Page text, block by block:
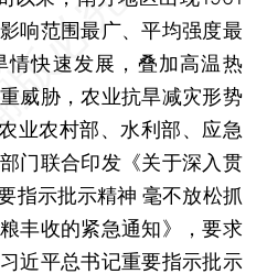
响范围最广、平均强度最
情快速发展，叠加高温热
威胁，农业抗旱减灾形势
业农村部、水利部、应急
门联合印发《关于深入贯
指示批示精神 毫不放松抓
丰收的紧急通知》，要求
近平总书记重要指示批示